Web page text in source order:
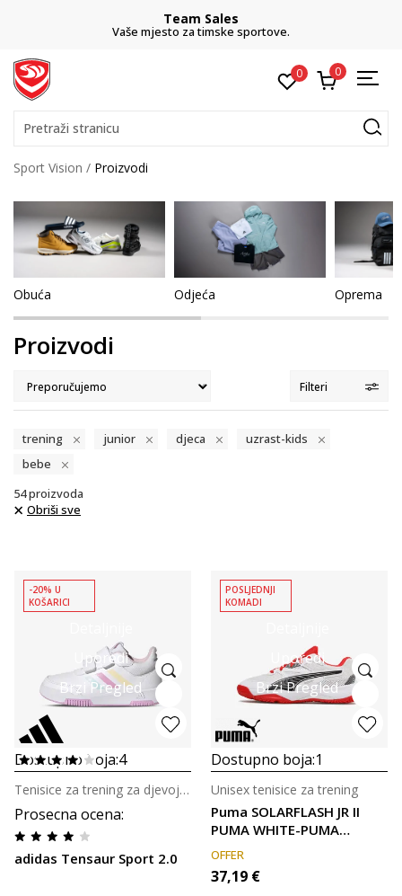
Team Sales
Vaše mjesto za timske sportove.
0 0
Pretraži stranicu
Sport Vision Proizvodi
Obuća Odjeća Oprema
Proizvodi
Filteri
trening junior djeca
uzrast-kids
bebe
54proizvoda
Obriši sve
Uporedi
Brzi Pregled
-20% U
KOŠARICI
Dostupno boja:4
Prosecna ocena:
adidas Tensaur Sport 2.0
Tenisice za trening za djevojčice
Uporedi
Brzi Pregled
POSLJEDNJI
KOMADI
Dostupno boja:1
Puma SOLARFLASH JR II
PUMA WHITE-PUMA
BLACK-H
Unisex tenisice za trening
OFFER
37,19 €